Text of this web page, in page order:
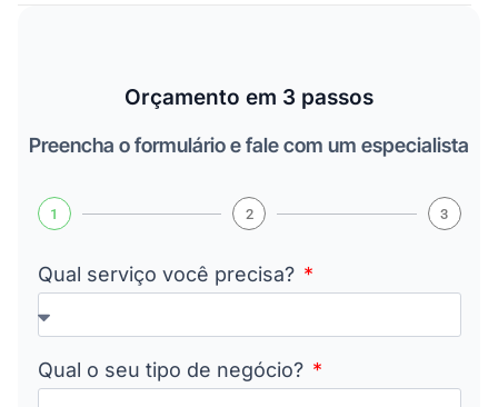
Orçamento em 3 passos
Preencha o formulário e fale com um especialista
1 2 3
Qual serviço você precisa?
Qual o seu tipo de negócio?